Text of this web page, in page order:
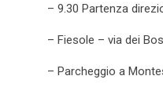
– 9.30 Partenza
– Fiesole – via dei
– Parcheggio a